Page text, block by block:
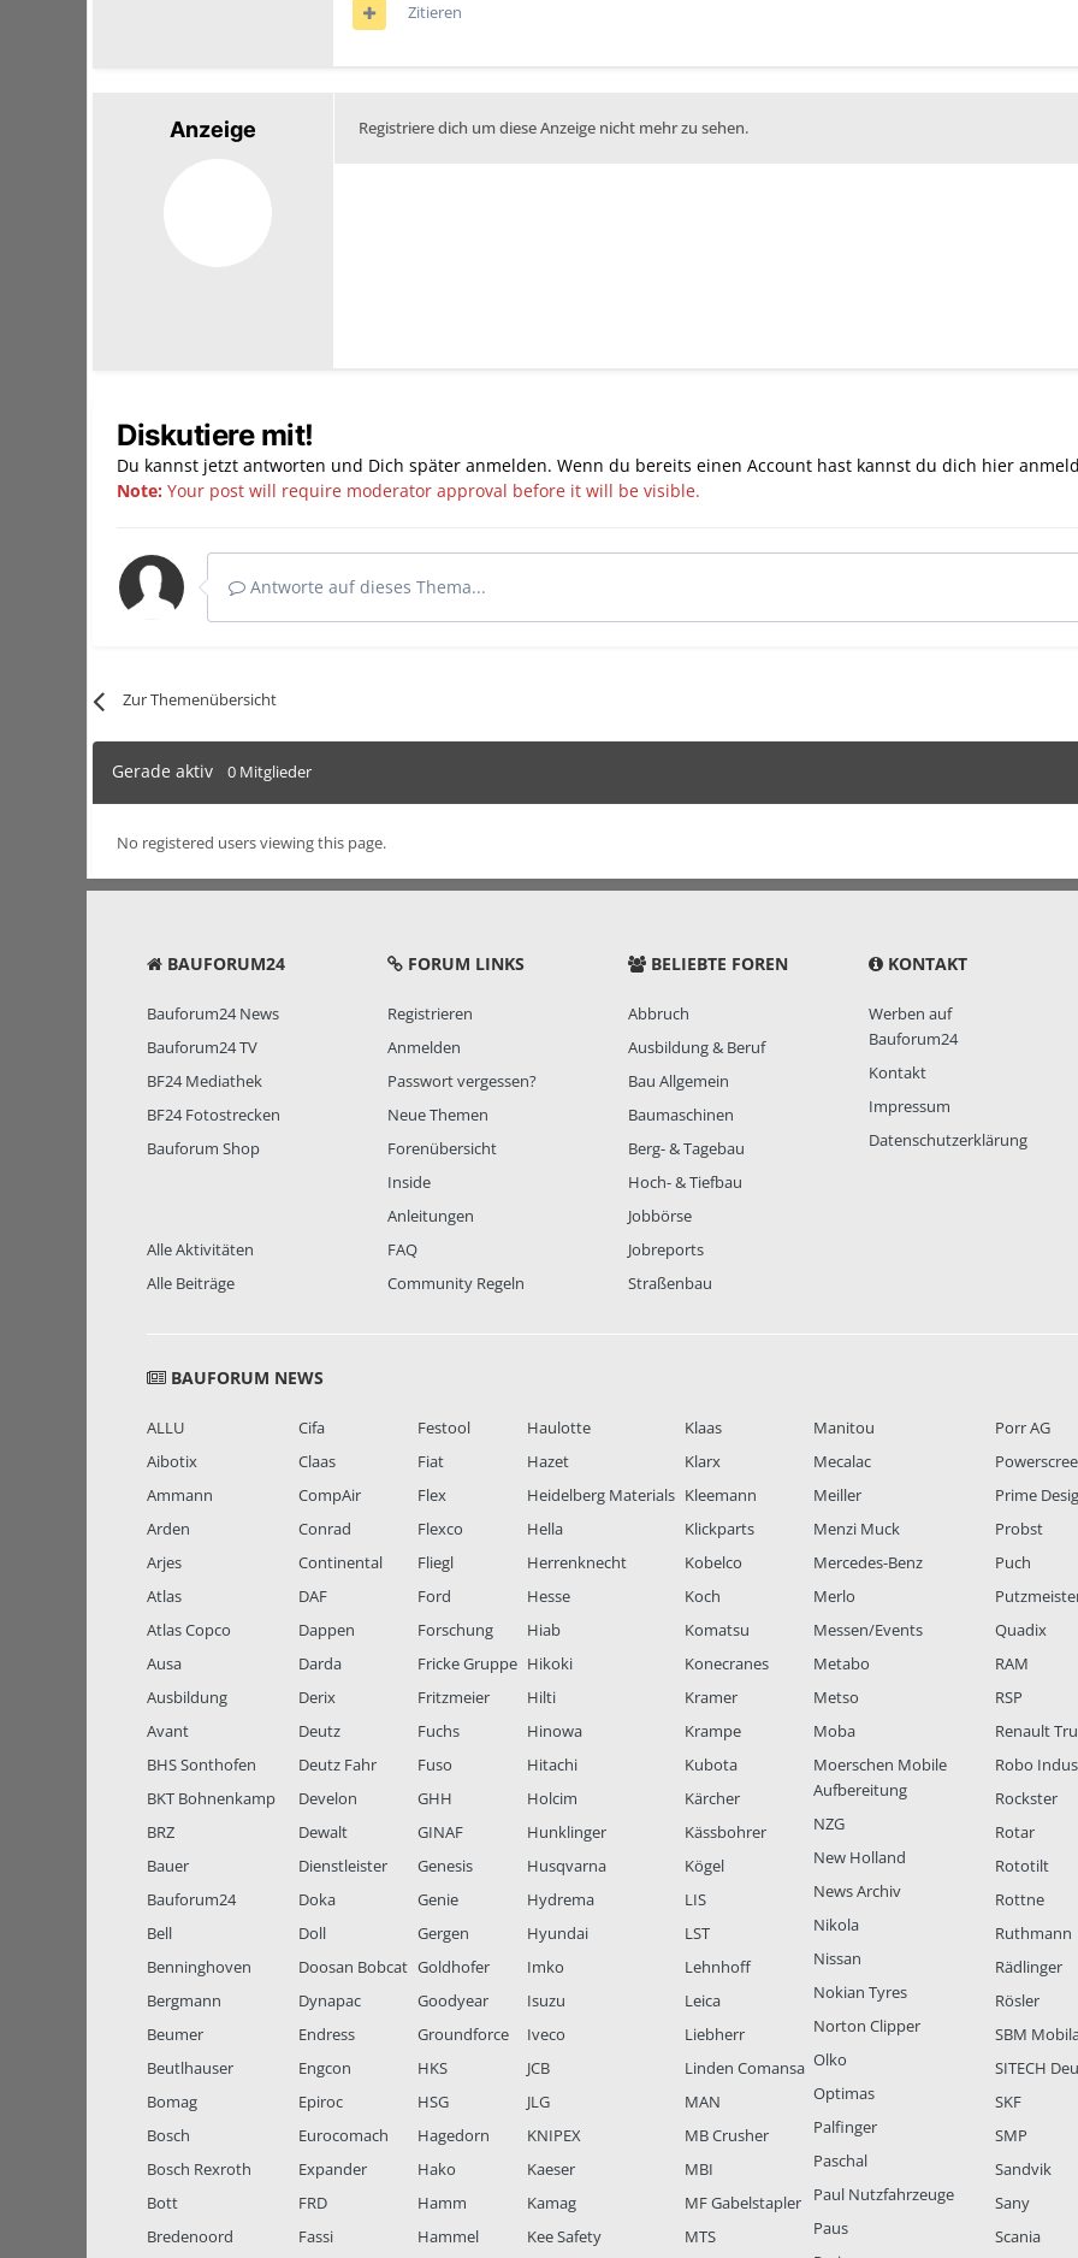
Zitieren
Anzeige Registriere dich um diese Anzeige nicht mehr zu sehen.
Diskutiere mit!
Du kannst jetzt antworten und Dich später anmelden. Wenn du bereits einen Account hast kannst du dich hier
Note: Your post will require moderator approval before it will be visible.
Antworte auf dieses Thema...
Zur Themenübersicht
Gerade aktiv 0 Mitglieder
No registered users viewing this page.
BAUFORUM24
Bauforum24 News
Bauforum24 TV
BF24 Mediathek
BF24 Fotostrecken
Bauforum Shop
Alle Aktivitäten
Alle Beiträge
FORUM LINKS
Registrieren
Anmelden
Passwort vergessen?
Neue Themen
Forenübersicht
Inside
Anleitungen
FAQ
Community Regeln
BELIEBTE FOREN
Abbruch
Ausbildung & Beruf
Bau Allgemein
Baumaschinen
Berg- & Tagebau
Hoch- & Tiefbau
Jobbörse
Jobreports
Straßenbau
KONTAKT
Werben auf
Bauforum24
Kontakt
Impressum
Datenschutzerklärung
BAUFORUM NEWS
ALLU
Aibotix
Ammann
Arden
Arjes
Atlas
Atlas Copco
Ausa
Ausbildung
Avant
BHS Sonthofen
BKT Bohnenkamp
BRZ
Bauer
Bauforum24
Bell
Benninghoven
Bergmann
Beumer
Beutlhauser
Bomag
Bosch
Bosch Rexroth
Bott
Bredenoord
Cifa
Claas
CompAir
Conrad
Continental
DAF
Dappen
Darda
Derix
Deutz
Deutz Fahr
Develon
Dewalt
Dienstleister
Doka
Doll
Doosan Bobcat
Dynapac
Endress
Engcon
Epiroc
Eurocomach
Expander
FRD
Fassi
Festool
Fiat
Flex
Flexco
Fliegl
Ford
Forschung
Fricke Gruppe
Fritzmeier
Fuchs
Fuso
GHH
GINAF
Genesis
Genie
Gergen
Goldhofer
Goodyear
Groundforce
HKS
HSG
Hagedorn
Hako
Hamm
Hammel
Haulotte
Hazet
Heidelberg Materials
Hella
Herrenknecht
Hesse
Hiab
Hikoki
Hilti
Hinowa
Hitachi
Holcim
Hunklinger
Husqvarna
Hydrema
Hyundai
Imko
Isuzu
Iveco
JCB
JLG
KNIPEX
Kaeser
Kamag
Kee Safety
Klaas
Klarx
Kleemann
Klickparts
Kobelco
Koch
Komatsu
Konecranes
Kramer
Krampe
Kubota
Kärcher
Kässbohrer
Kögel
LIS
LST
Lehnhoff
Leica
Liebherr
Linden Comansa
MAN
MB Crusher
MBI
MF Gabelstapler
MTS
Manitou
Mecalac
Meiller
Menzi Muck
Mercedes-Benz
Merlo
Messen/Events
Metabo
Metso
Moba
Moerschen Mobile
Aufbereitung
NZG
New Holland
News Archiv
Nikola
Nissan
Nokian Tyres
Norton Clipper
Olko
Optimas
Palfinger
Paschal
Paul Nutzfahrzeuge
Paus
Porr AG
Prime
Probst
Puch
Quadix
RAM
RSP
Renault
Robo
Rockster
Rotar
Rototilt
Rottne
Ruthmann
Rädlinger
Rösler
SBM
SITECH
SKF
SMP
Sandvik
Sany
Scania